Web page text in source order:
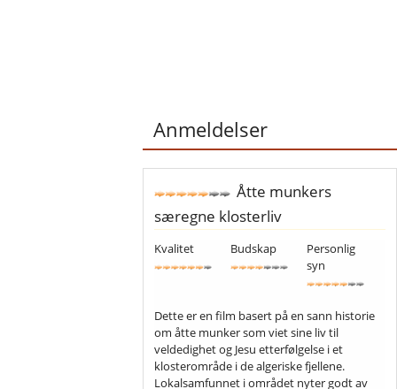
Anmeldelser
Åtte munkers
særegne klosterliv
Kvalitet Budskap
Personlig
syn
Dette er en film basert på en sann historie
om åtte munker som viet sine liv til
veldedighet og Jesu etterfølgelse i et
klosterområde i de algeriske fjellene.
Lokalsamfunnet i området nyter godt av